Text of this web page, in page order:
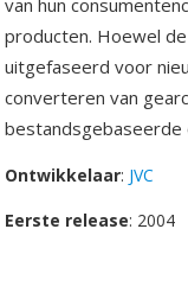
van hun
producten. Hoewel
uitgefaseerd voor
converteren van
bestandsgebaseerde
Ontwikkelaar: JVC
Eerste release: 2004